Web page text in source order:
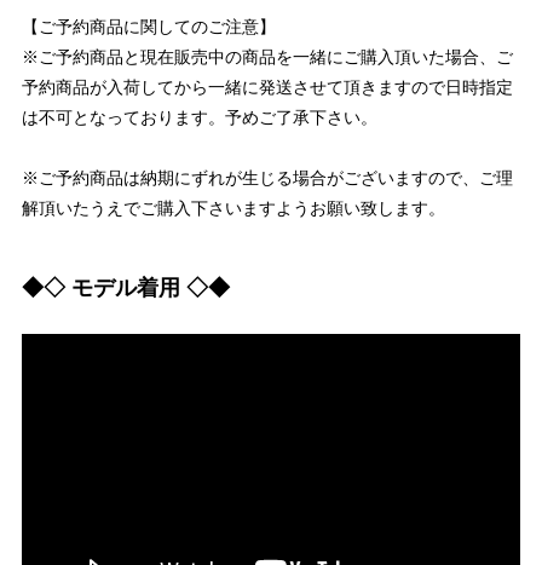
【ご予約商品に関してのご注意】
※ご予約商品と現在販売中の商品を一緒にご購入頂いた場合、ご
予約商品が入荷してから一緒に発送させて頂きますので日時指定
は不可となっております。予めご了承下さい。
※ご予約商品は納期にずれが生じる場合がございますので、ご理
解頂いたうえでご購入下さいますようお願い致します。
◆◇ モデル着用 ◇◆